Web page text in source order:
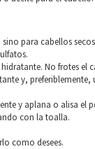
para cabellos
No frotes el
y, preferiblemente,
y aplana o alisa el
con la toalla.
como desees.